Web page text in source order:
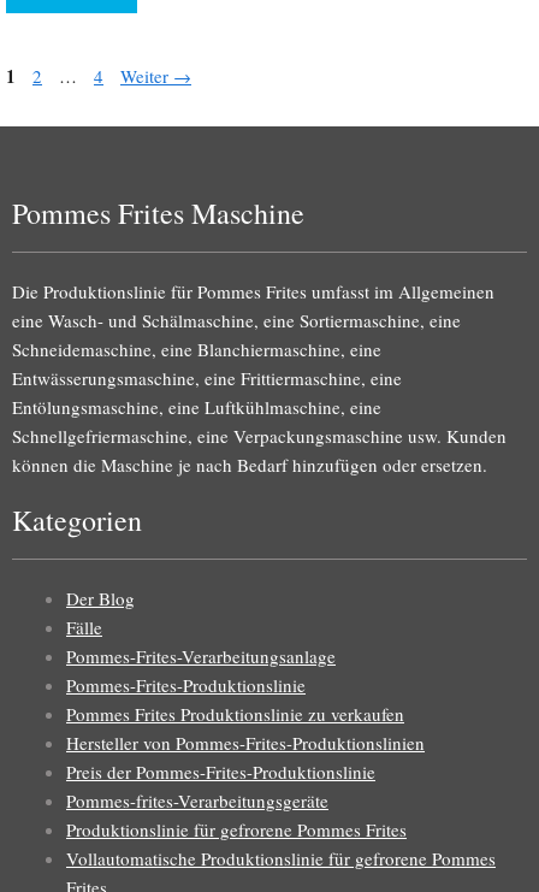
Seite
1 Seite
2 … Seite
4 Weiter →
Pommes Frites Maschine
Die Produktionslinie für Pommes Frites umfasst im Allgemeinen
eine Wasch- und Schälmaschine, eine Sortiermaschine, eine
Schneidemaschine, eine Blanchiermaschine, eine
Entwässerungsmaschine, eine Frittiermaschine, eine
Entölungsmaschine, eine Luftkühlmaschine, eine
Schnellgefriermaschine, eine Verpackungsmaschine usw. Kunden
können die Maschine je nach Bedarf hinzufügen oder ersetzen.
Kategorien
Der Blog
Fälle
Pommes-Frites-Verarbeitungsanlage
Pommes-Frites-Produktionslinie
Pommes Frites Produktionslinie zu verkaufen
Hersteller von Pommes-Frites-Produktionslinien
Preis der Pommes-Frites-Produktionslinie
Pommes-frites-Verarbeitungsgeräte
Produktionslinie für gefrorene Pommes Frites
Vollautomatische Produktionslinie für gefrorene Pommes